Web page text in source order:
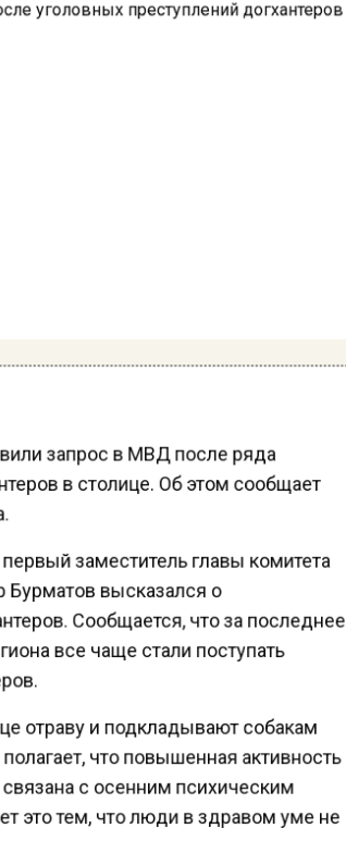
запрос в МВД после ряда
в столице. Об этом сообщает
заместитель главы комитета
высказался о
Сообщается, что за последнее
все чаще стали поступать
отраву и подкладывают собакам
что повышенная активность
с осенним психическим
это тем, что люди в здравом уме не